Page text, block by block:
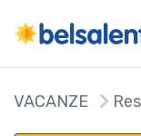
VACANZE